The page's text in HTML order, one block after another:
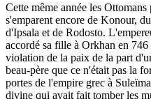
Cette même année les
s'emparent encore de Konour,
d'Ipsala et de Rodosto.
accordé sa fille à Orkhan en
violation de la paix de la part
beau-père que ce n'était pas la
portes de l'empire grec à
divine qui avait fait tomber les